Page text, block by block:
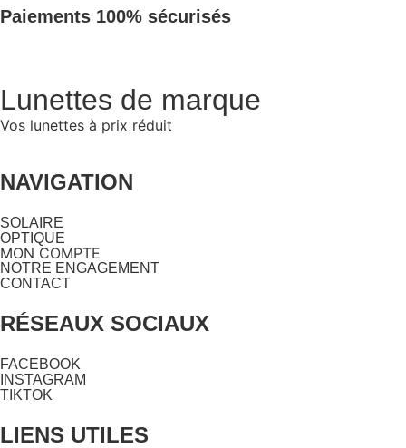
Paiements 100% sécurisés
Lunettes de marque
Vos lunettes à prix réduit
NAVIGATION
SOLAIRE
OPTIQUE
MON COMPTE
NOTRE ENGAGEMENT
CONTACT
RÉSEAUX SOCIAUX
FACEBOOK
INSTAGRAM
TIKTOK
LIENS UTILES